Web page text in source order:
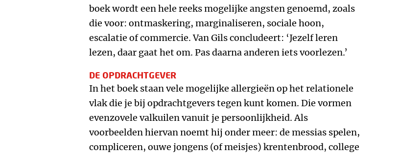
boek wordt een hele reeks mogelijke angsten genoemd, zoals
die voor: ontmaskering, marginaliseren, sociale hoon,
escalatie of commercie. Van Gils concludeert: ‘Jezelf leren
lezen, daar gaat het om. Pas daarna anderen iets voorlezen.’
DE OPDRACHTGEVER
In het boek staan vele mogelijke allergieën op het relationele
vlak die je bij opdrachtgevers tegen kunt komen. Die vormen
evenzovele valkuilen vanuit je persoonlijkheid. Als
voorbeelden hiervan noemt hij onder meer: de messias spelen,
compliceren, ouwe jongens (of meisjes) krentenbrood, college